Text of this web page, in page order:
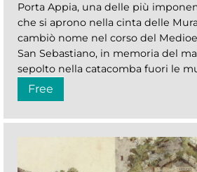
Porta Appia, una delle più
che si aprono nella cinta delle
cambiò nome nel corso del
San Sebastiano, in memoria del
sepolto nella catacomba fuori le
Free